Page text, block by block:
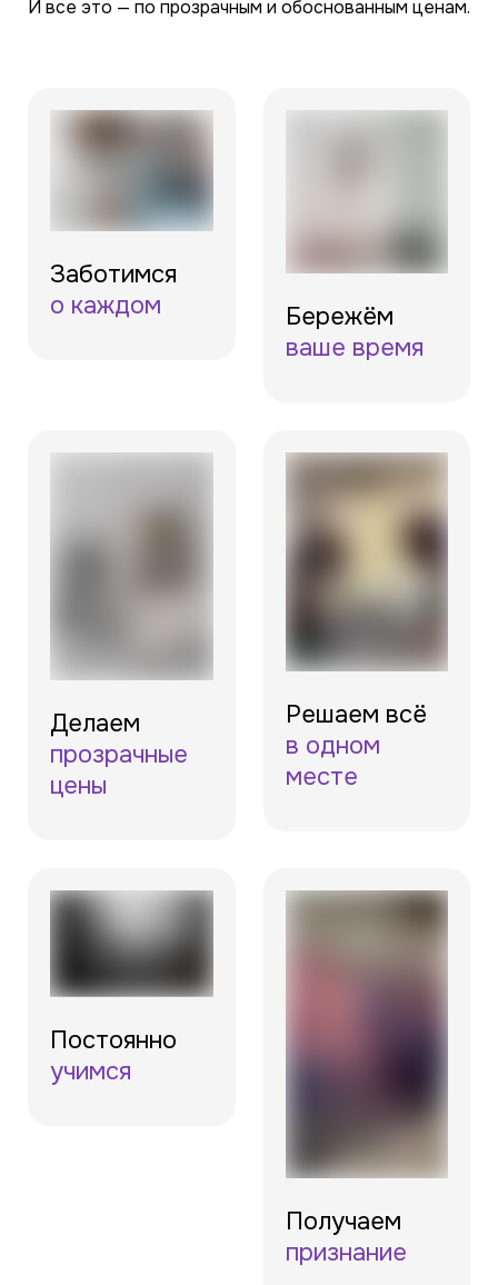
И все это — по прозрачным и обоснованным ценам.
Заботимся
о каждом
Бережём
ваше время
Делаем
прозрачные
цены
Решаем всё
в одном
месте
Постоянно
учимся
Получаем
признание